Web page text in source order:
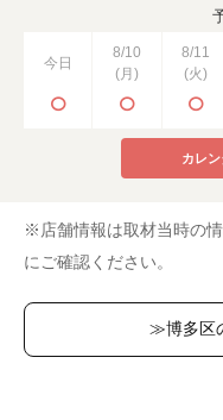
今日
8/10
(月)
8/11
(火)
カレ
※店舗情報は取材当時の
にご確認ください。
≫博多区